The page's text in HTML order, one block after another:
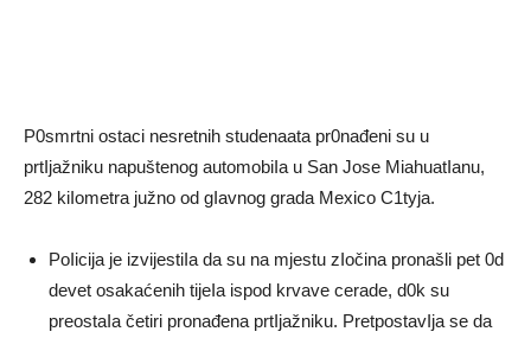
P0smrtni ostaci nesretnih studenaata pr0nađeni su u
prtIjažniku napuštenog automobiIa u San Jose MiahuatIanu,
282 kiIometra južno od gIavnog grada Mexico C1tyja.
PoIicija je izvijestiIa da su na mjestu zIočina pronašli pet 0d
devet osakaćenih tijeIa ispod krvave cerade, d0k su
preostaIa četiri pronađena prtIjažniku. PretpostavIja se da